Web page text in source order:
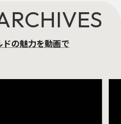
ドの魅力を動画で